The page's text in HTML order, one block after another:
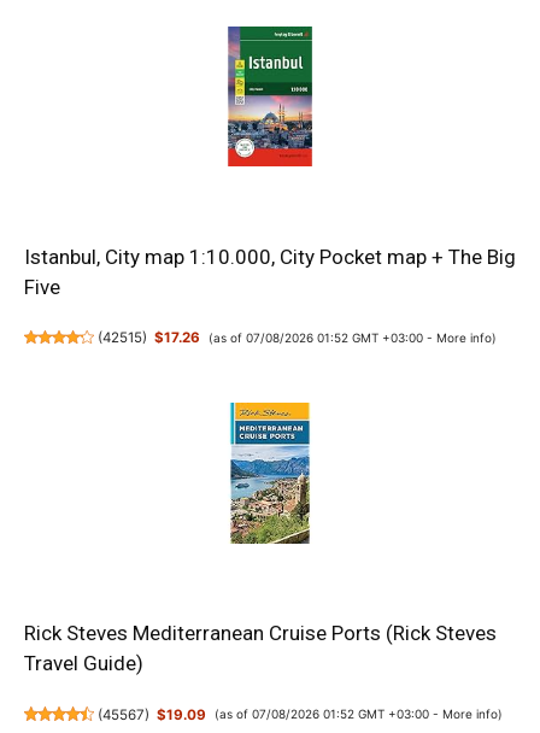
Istanbul, City map 1:10.000, City Pocket map + The Big
Five
(42515) $17.26 (as of 07/08/2026 01:52 GMT +03:00 - More info)
Rick Steves Mediterranean Cruise Ports (Rick Steves
Travel Guide)
(45567) $19.09 (as of 07/08/2026 01:52 GMT +03:00 - More info)